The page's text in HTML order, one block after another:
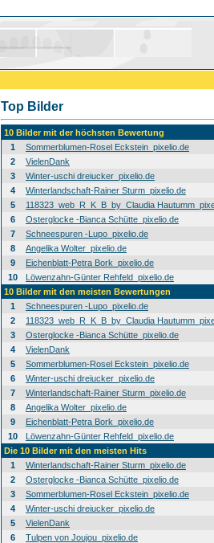
Top Bilder
10 Bilder mit der höchsten Bewertung
1
Sommerblumen-Rosel Eckstein_pixelio.de
2
VielenDank
3
Winter-uschi dreiucker_pixelio.de
4
Winterlandschaft-Rainer Sturm_pixelio.de
5
118323_web_R_K_B_by_Claudia
6
Osterglocke -Bianca Schütte_pixelio.de
7
Schneespuren -Lupo_pixelio.de
8
Angelika Wolter_pixelio.de
9
Eichenblatt-Petra Bork_pixelio.de
10
Löwenzahn-Günter Rehfeld_pixelio.de
10 Bilder mit den meisten Bewertungen
1
Schneespuren -Lupo_pixelio.de
2
118323_web_R_K_B_by_Claudia
3
Osterglocke -Bianca Schütte_pixelio.de
4
VielenDank
5
Sommerblumen-Rosel Eckstein_pixelio.de
6
Winter-uschi dreiucker_pixelio.de
7
Winterlandschaft-Rainer Sturm_pixelio.de
8
Angelika Wolter_pixelio.de
9
Eichenblatt-Petra Bork_pixelio.de
10
Löwenzahn-Günter Rehfeld_pixelio.de
Die 10 Bilder mit den meisten Hits
1
Winterlandschaft-Rainer Sturm_pixelio.de
2
Osterglocke -Bianca Schütte_pixelio.de
3
Sommerblumen-Rosel Eckstein_pixelio.de
4
Winter-uschi dreiucker_pixelio.de
5
VielenDank
6
Tulpen von Joujou_pixelio.de